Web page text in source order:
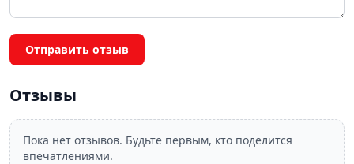
Отправить отзыв
Отзывы
Пока нет отзывов. Будьте первым, кто поделится
впечатлениями.